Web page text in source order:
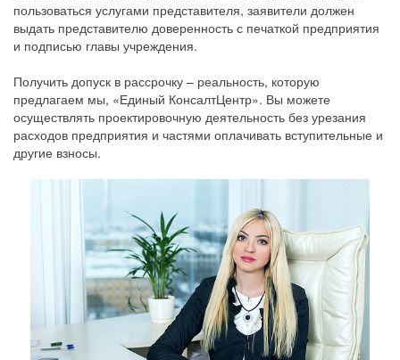
пользоваться услугами представителя, заявители должен
выдать представителю доверенность с печаткой предприятия
и подписью главы учреждения.
Получить допуск в рассрочку – реальность, которую
предлагаем мы, «Единый КонсалтЦентр». Вы можете
осуществлять проектировочную деятельность без урезания
расходов предприятия и частями оплачивать вступительные и
другие взносы.